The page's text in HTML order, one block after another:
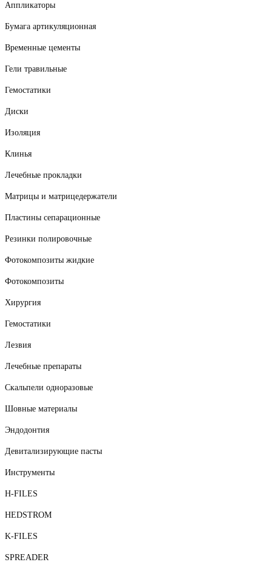
Аппликаторы
Бумага артикуляционная
Временные цементы
Гели травильные
Гемостатики
Диски
Изоляция
Клинья
Лечебные прокладки
Матрицы и матрицедержатели
Пластины сепарационные
Резинки полировочные
Фотокомпозиты жидкие
Фотокомпозиты
Хирургия
Гемостатики
Лезвия
Лечебные препараты
Скальпели одноразовые
Шовные материалы
Эндодонтия
Девитализирующие пасты
Инструменты
H-FILES
HEDSTROM
K-FILES
SPREADER